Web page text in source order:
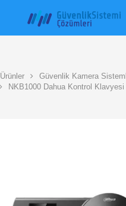
Ürünler Güvenlik Kamera
NKB1000 Dahua Kontrol Klavyesi